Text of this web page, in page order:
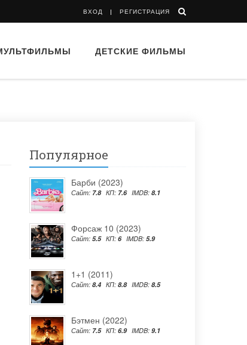
ВХОД РЕГИСТРАЦИЯ
ДЕТСКИЕ ФИЛЬМЫ
Популярное
Барби (2023)
Сайт: 7.8 КП: 7.6 IMDB: 8.1
Форсаж 10 (2023)
Сайт: 5.5 КП: 6 IMDB: 5.9
1+1 (2011)
Сайт: 8.4 КП: 8.8 IMDB: 8.5
Бэтмен (2022)
Сайт: 7.5 КП: 6.9 IMDB: 9.1